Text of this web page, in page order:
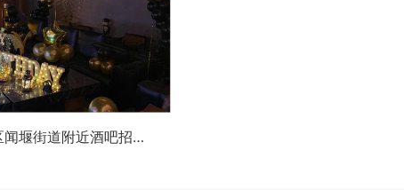
杭州萧山区闻堰街道附近酒吧招聘包厢管家,一个月工资多少